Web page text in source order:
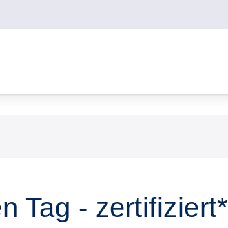
Tag - zertifiziert*